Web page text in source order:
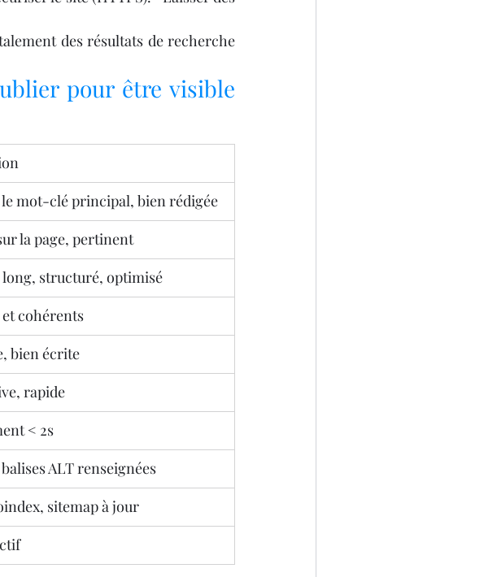
des résultats de recherche
pour être visible
mot-clé principal, bien rédigée
la page, pertinent
structuré, optimisé
cohérents
bien écrite
rapide
< 2s
ALT renseignées
sitemap à jour